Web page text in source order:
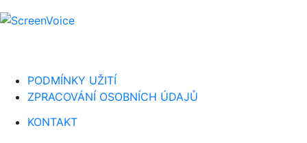
PODMÍNKY UŽITÍ
ZPRACOVÁNÍ OSOBNÍCH ÚDAJŮ
KONTAKT